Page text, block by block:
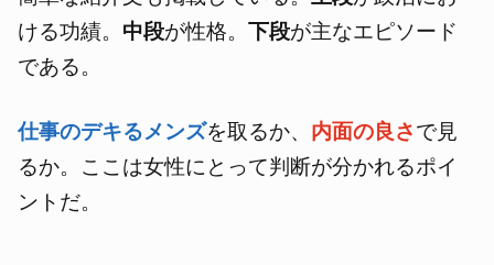
ける功績。 中段が性格。下段が主なエピソード
である。
仕事のデキるメンズを取るか、 内面の良さで見
るか。ここは女性にとって判断が分かれるポイ
ントだ。